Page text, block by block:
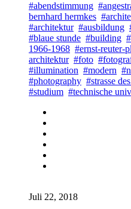
#abendstimmung
bernhard hermkes
#architektur #ausbildung
#blaue stunde #building
1966-1968 #ernst-reuter-
architektur #foto
#illumination #modern
#photography #strasse
#studium #technische
Juli 22, 2018